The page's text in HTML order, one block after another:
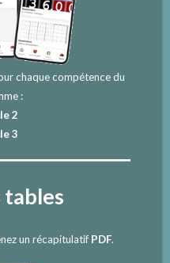
chaque compétence du
:
2
3
tables
un récapitulatif PDF.